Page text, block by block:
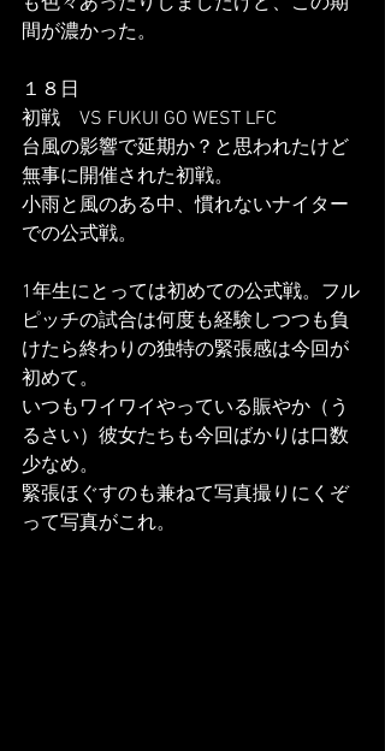
間が濃かった。
１８日
初戦　VS FUKUI GO WEST LFC
台風の影響で延期か？と思われたけど
無事に開催された初戦。
小雨と風のある中、慣れないナイター
での公式戦。
1年生にとっては初めての公式戦。フル
ピッチの試合は何度も経験しつつも負
けたら終わりの独特の緊張感は今回が
初めて。
いつもワイワイやっている賑やか（う
るさい）彼女たちも今回ばかりは口数
少なめ。
緊張ほぐすのも兼ねて写真撮りにくぞ
って写真がこれ。